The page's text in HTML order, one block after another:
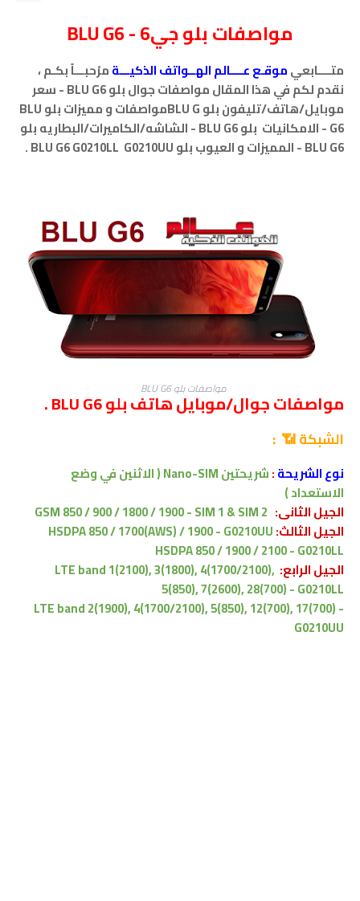
مواصفاتبلو جي6 - BLU G6
متــــابعيموقـع عــــالم الهــواتف الذكيـــةمرْحبـــاً بكـم ،
نقدم لكم في هذا المقال مواصفات جوال بلو BLU G6 - سعر
موبايل/هاتف/تليفون بلو BLU Gمواصفات و مميزات بلو BLU
G6 - الامكانيات بلو BLU G6 - الشاشه/الكاميرات/البطاريه بلو
BLU G6 - المميزات و العيوب بلو BLU G6
G0210LL G0210UU
.
مواصفات بلو BLU G6
مواصفات جوال/موبايل هاتف بلو BLU G6 .
الشبكة 📶 :
نوع الشريحة:
شريحتين Nano-SIM ( الاثنين في وضع
الاستعداد )
الجيل الثانى: GSM 850 / 900 / 1800 / 1900 - SIM 1 & SIM 2
الجيل الثالث:HSDPA 850 / 1700(AWS) / 1900 - G0210UU
HSDPA 850 / 1900 / 2100 - G0210LL
الجيل الرابع: LTE band 1(2100), 3(1800), 4(1700/2100),
5(850), 7(2600), 28(700) - G0210LL
LTE band 2(1900), 4(1700/2100), 5(850), 12(700), 17(700) -
G0210UU